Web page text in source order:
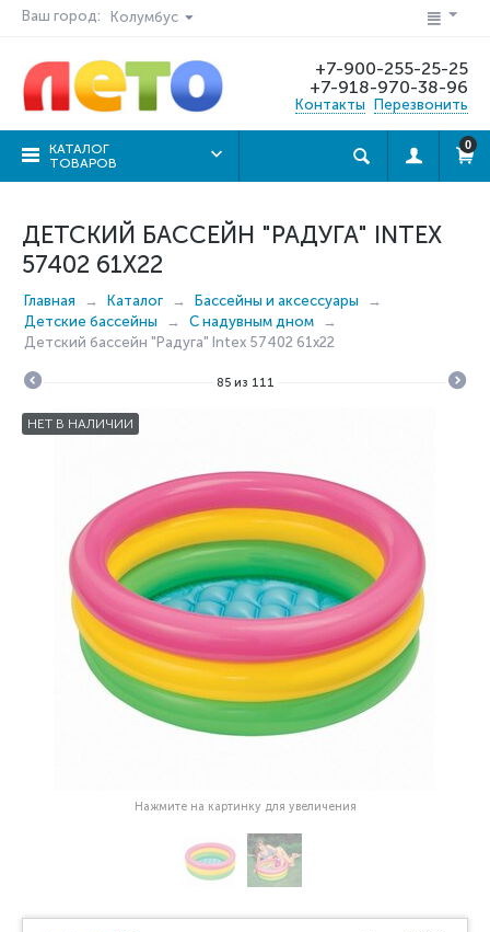
Ваш город: Колумбус
+7-900-255-25-25
+7-918-970-38-96
Контакты Перезвонить
КАТАЛОГ
ТОВАРОВ
0
ДЕТСКИЙ БАССЕЙН "РАДУГА" INTEX
57402 61Х22
Главная Каталог
Бассейны и аксессуары
Детские бассейны
С надувным дном
Детский бассейн "Радуга" Intex 57402 61х22
85 из 111
НЕТ В НАЛИЧИИ
Нажмите на картинку для увеличения